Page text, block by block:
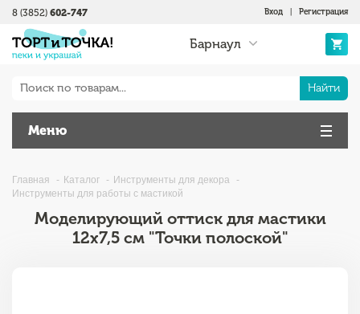
Вход Регистрация
Барнаул
8 (3852) 602-747
Найти
Меню
Главная Каталог
Инструменты для декора
Инструменты для работы с мастикой
Моделирующий оттиск для мастики
12х7,5 см "Точки полоской"